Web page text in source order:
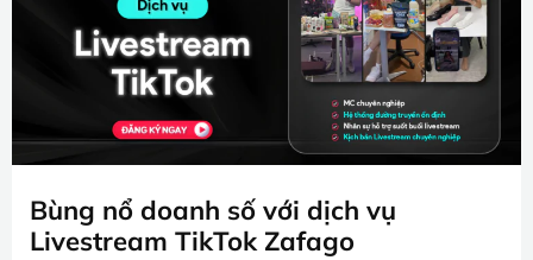
Bùng nổ doanh số với dịch vụ
Livestream TikTok Zafago